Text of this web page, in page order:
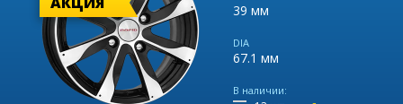
39 мм
DIA
67.1 мм
В наличии: